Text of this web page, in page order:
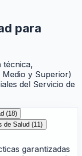
para
técnica,
Medio y Superior)
del Servicio de
(18)
de Salud (11)
garantizadas